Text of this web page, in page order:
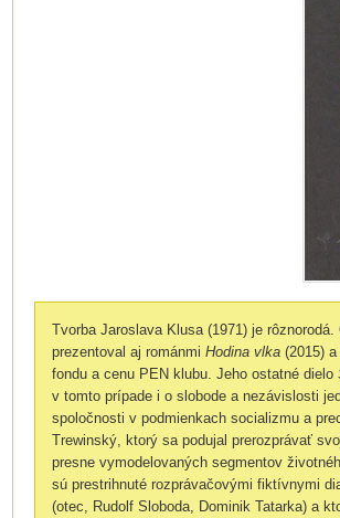
Tvorba Jaroslava Klusa (1971) je
prezentoval aj románmi Hodina vlka (2015) a
fondu a cenu PEN klubu. Jeho ostatné dielo
v tomto prípade i o slobode a nezávislosti
spoločnosti v podmienkach socializmu a
Trewinský, ktorý sa podujal prerozprávať
presne vymodelovaných segmentov
sú prestrihnuté rozprávačovými fiktívnymi
(otec, Rudolf Sloboda, Dominik Tatarka) a